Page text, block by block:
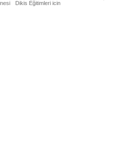
Dikis Eğitimleri icin